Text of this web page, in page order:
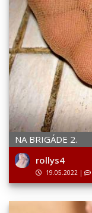
NA BRIGÁDE 2.
rollys4
19.05.2022 |